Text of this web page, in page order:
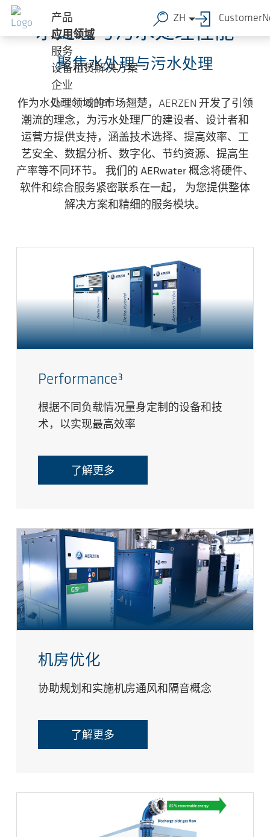
跳转到主要内容
产品
应用领域
服务
设备租赁解决方案
企业
CustomerNet
ZH
水处理与污水处理性能
聚焦水处理与污水处理
作为水处理领域的市场翘楚，AERZEN 开发了引领
潮流的理念，为污水处理厂的建设者、设计者和
运营方提供支持，涵盖技术选择、提高效率、工
艺安全、数据分析、数字化、节约资源、提高生
产率等不同环节。 我们的 AERwater 概念将硬件、
软件和综合服务紧密联系在一起， 为您提供整体
解决方案和精细的服务模块。
Performance³
根据不同负载情况量身定制的设备和技
术，以实现最高效率
了解更多
机房优化
协助规划和实施机房通风和隔音概念
了解更多